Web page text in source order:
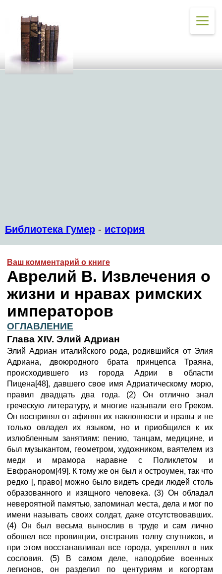
Библиотека Гумер - история
Ваш комментарий о книге
Аврелий В. Извлечения о
жизни и нравах римских
императоров
ОГЛАВЛЕНИЕ
Глава XIV. Элий Адриан
Элий Адриан италийского рода, родившийся от Элия
Адриана, двоюродного брата принцепса Траяна,
происходившего из города Адрии в области
Пицена[48], давшего свое имя Адриатическому морю,
правил двадцать два года. (2) Он отлично знал
греческую литературу, и многие называли его Греком.
Он воспринял от афинян их наклонности и нравы и не
только овладел их языком, но и приобщился к их
излюбленным занятиям: пению, танцам, медицине, и
был музыкантом, геометром, художником, ваятелем из
меди и мрамора наравне с Поликлетом и
Евфранором[49]. К тому же он был и остроумен, так что
редко [, право] можно было видеть среди людей столь
образованного и изящного человека. (3) Он обладал
невероятной памятью, запоминал места, дела и мог по
имени называть своих солдат, даже отсутствовавших.
(4) Он был весьма вынослив в труде и сам лично
обошел все провинции, отстранив толпу спутников, и
при этом восстанавливал все города, укреплял в них
сословия. (5) В самом деле, наподобие военных
легионов, он разделил по центуриям и когортам